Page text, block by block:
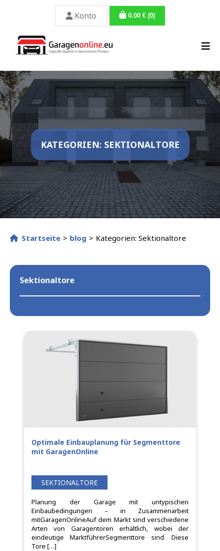
Konto 0.00 € (0)
KATEGORIEN: SEKTIONALTORE
Startseite > blog > Kategorien: Sektionaltore
Sektionaltore
Optimale Einbauplanung für Segmenttore
mit GaragenOnline
SEKTIONALTORE
Planung der Garage mit untypischen
Einbaubedingungen – in Zusammenarbeit
mitGaragenOnlineAuf dem Markt sind verschiedene
Arten von Garagentoren erhältlich, wobei der
eindeutige MarktführerSegmenttore sind. Diese
Tore […]